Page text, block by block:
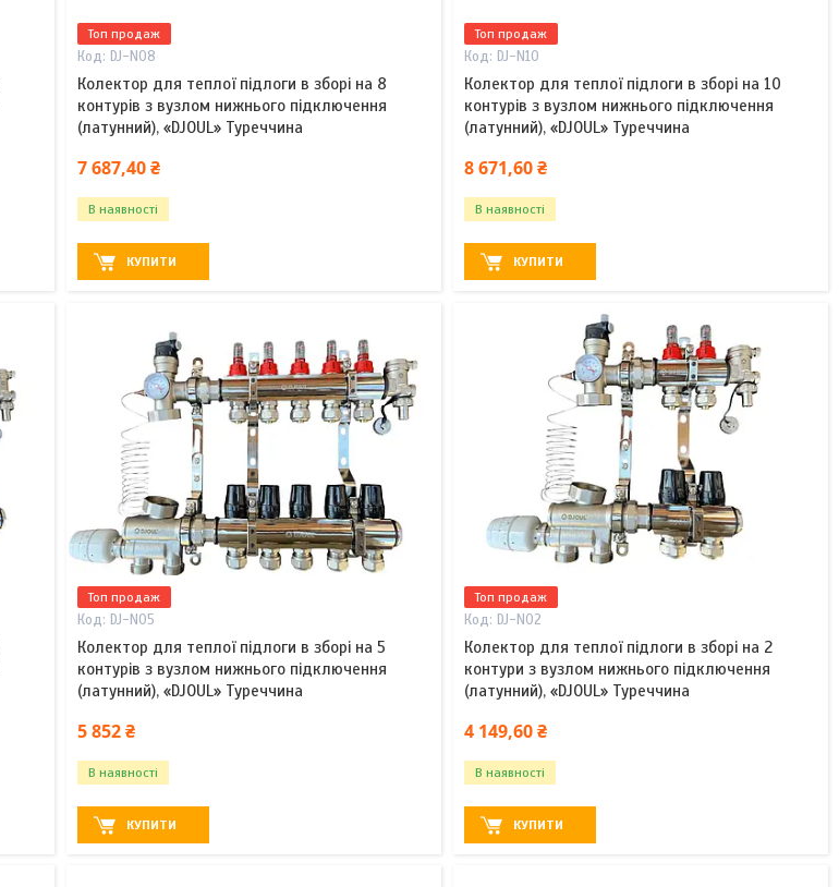
Топ продаж
DJ-N08
Колектор для теплої підлоги в зборі на 8
контурів з вузлом нижнього підключення
(латунний), «DJOUL» Туреччина
7 687,40 ₴
В наявності
КУПИТИ
Топ продаж
DJ-N10
Колектор для теплої підлоги в зборі на 10
контурів з вузлом нижнього підключення
(латунний), «DJOUL» Туреччина
8 671,60 ₴
В наявності
КУПИТИ
Топ продаж
DJ-N05
Колектор для теплої підлоги в зборі на 5
контурів з вузлом нижнього підключення
(латунний), «DJOUL» Туреччина
5 852 ₴
В наявності
КУПИТИ
Топ продаж
DJ-N02
Колектор для теплої підлоги в зборі на 2
контури з вузлом нижнього підключення
(латунний), «DJOUL» Туреччина
4 149,60 ₴
В наявності
КУПИТИ